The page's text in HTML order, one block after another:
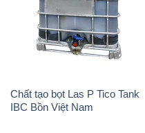
Chất tạo bọt Las P Tico Tank
IBC Bồn Việt Nam